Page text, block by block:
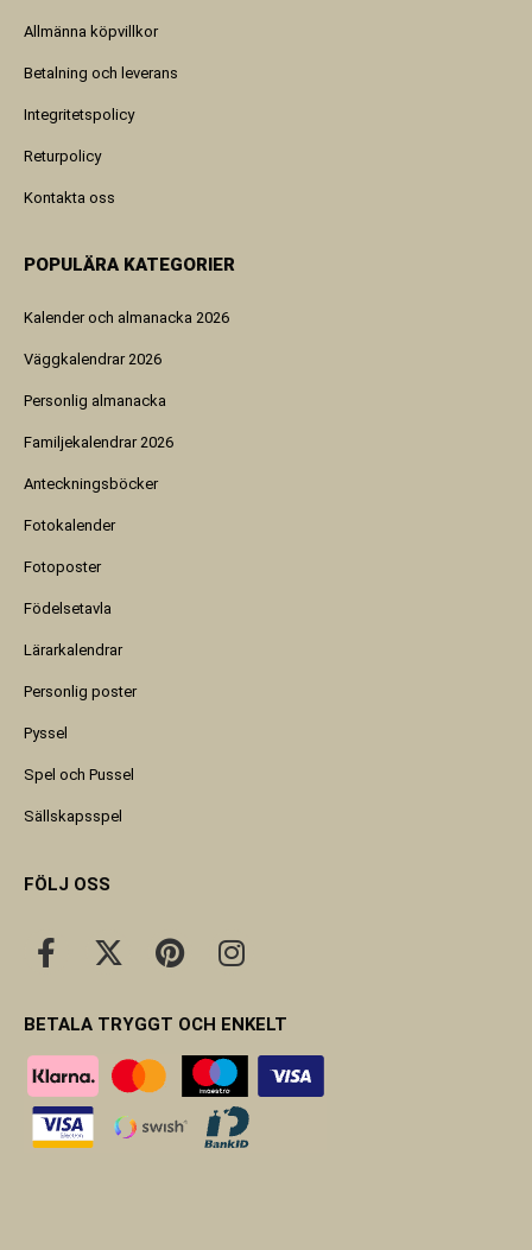
Allmänna köpvillkor
Betalning och leverans
Integritetspolicy
Returpolicy
Kontakta oss
POPULÄRA KATEGORIER
Kalender och almanacka 2026
Väggkalendrar 2026
Personlig almanacka
Familjekalendrar 2026
Anteckningsböcker
Fotokalender
Fotoposter
Födelsetavla
Lärarkalendrar
Personlig poster
Pyssel
Spel och Pussel
Sällskapsspel
FÖLJ OSS
BETALA TRYGGT OCH ENKELT